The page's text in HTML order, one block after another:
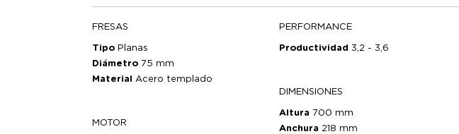
FRESAS
Tipo Planas
Diámetro 75 mm
Material Acero templado
MOTOR
PERFORMANCE
Productividad 3,2 - 3,6
DIMENSIONES
Altura 700 mm
Anchura 218 mm